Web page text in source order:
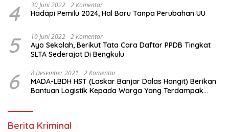
4 30 Juni 2022 2 Komentar
Hadapi Pemilu 2024, Hal Baru Tanpa Perubahan UU
5 10 Juni 2022 2 Komentar
Ayo Sekolah, Berikut Tata Cara Daftar PPDB Tingkat
SLTA Sederajat Di Bengkulu
6 8 Desember 2021 2 Komentar
MADA-LBDH HST (Laskar Banjar Dalas Hangit) Berikan
Bantuan Logistik Kepada Warga Yang Terdampak
Berita Kriminal